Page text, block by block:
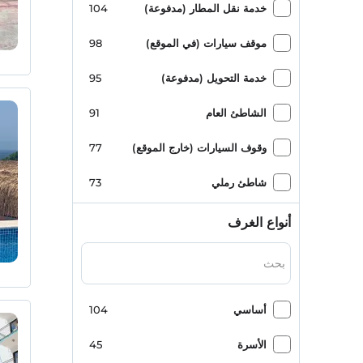
خدمة نقل المطار (مدفوعة) 104
موقف سيارات (في الموقع) 98
خدمة التحويل (مدفوعة) 95
الشاطئ العام 91
وقوف السيارات (خارج الموقع) 77
شاطئ رملي 73
بار حمام السباحة
مركز المدينة 63
أنواع الغرف
أساسي 104
الأسرة 45